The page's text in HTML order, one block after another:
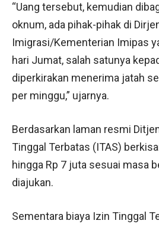
“Uang tersebut, kemudian
oknum, ada pihak-pihak di
Imigrasi/Kementerian Imipas
hari Jumat, salah satunya
diperkirakan menerima jatah
per minggu,” ujarnya.
Berdasarkan laman resmi
Tinggal Terbatas (ITAS)
hingga Rp 7 juta sesuai masa
diajukan.
Sementara biaya Izin Tinggal